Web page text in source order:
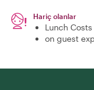
Hariç olanlar
Lunch
on guest